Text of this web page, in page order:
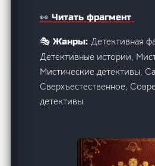
👀 Читать фрагмент
🎭 Жанры: Детективная
Детективные истории,
Мистические детективы,
Сверхъестественное,
детективы